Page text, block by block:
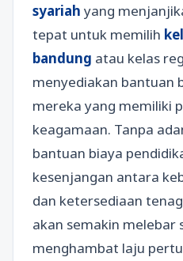
syariah yang
tepat untuk memilih
bandung atau kelas
menyediakan bantuan
mereka yang memiliki
keagamaan. Tanpa
bantuan biaya
kesenjangan antara
dan ketersediaan
akan semakin melebar
menghambat laju